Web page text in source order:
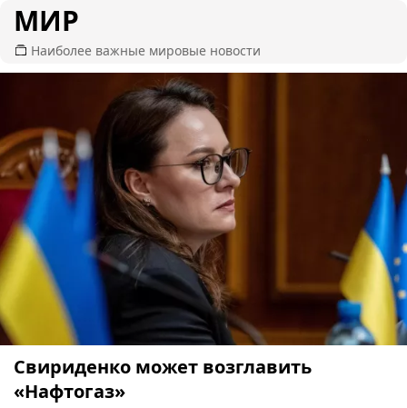
МИР
Наиболее важные мировые новости
Свириденко может возглавить
«Нафтогаз»